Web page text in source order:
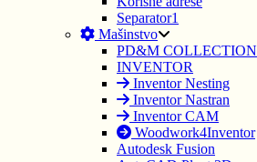
Separator1
Mašinstvo
PD&M COLLECTION
INVENTOR
Inventor Nesting
Inventor Nastran
Inventor CAM
Woodwork4Inventor
Autodesk Fusion